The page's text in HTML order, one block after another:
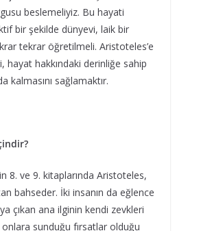
beslemeliyiz. Bu hayati
bir şekilde dünyevi, laik bir
tekrar öğretilmeli. Aristoteles’e
hayat hakkındaki derinliğe sahip
kalmasını sağlamaktır.
8. ve 9. kitaplarında Aristoteles,
bahseder. İki insanın da eğlence
çıkan ana ilginin kendi zevkleri
onlara sunduğu fırsatlar olduğu